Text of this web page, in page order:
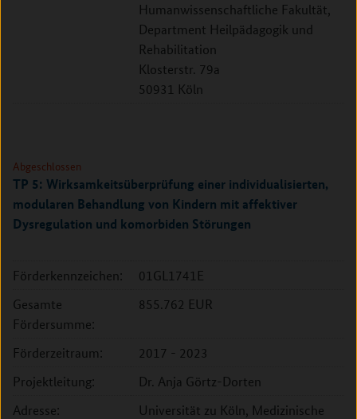
Humanwissenschaftliche Fakultät,
Department Heilpädagogik und
Rehabilitation
Klosterstr. 79a
50931 Köln
Abgeschlossen
TP 5: Wirksamkeitsüberprüfung einer individualisierten,
modularen Behandlung von Kindern mit affektiver
Dysregulation und komorbiden Störungen
Förderkennzeichen:
01GL1741E
Gesamte
Fördersumme:
855.762 EUR
Förderzeitraum:
2017 - 2023
Projektleitung:
Dr. Anja Görtz-Dorten
Adresse:
Universität zu Köln, Medizinische